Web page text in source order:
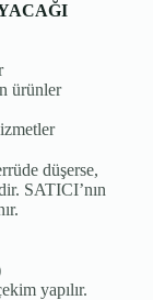
ürünler
düşerse,
SATICI’nın
yapılır.